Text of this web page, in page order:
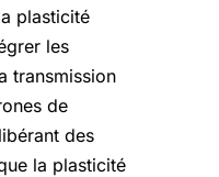
plasticité
les
transmission
de
des
la plasticité